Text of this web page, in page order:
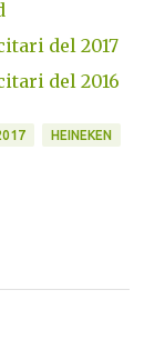
del 2017
del 2016
HEINEKEN